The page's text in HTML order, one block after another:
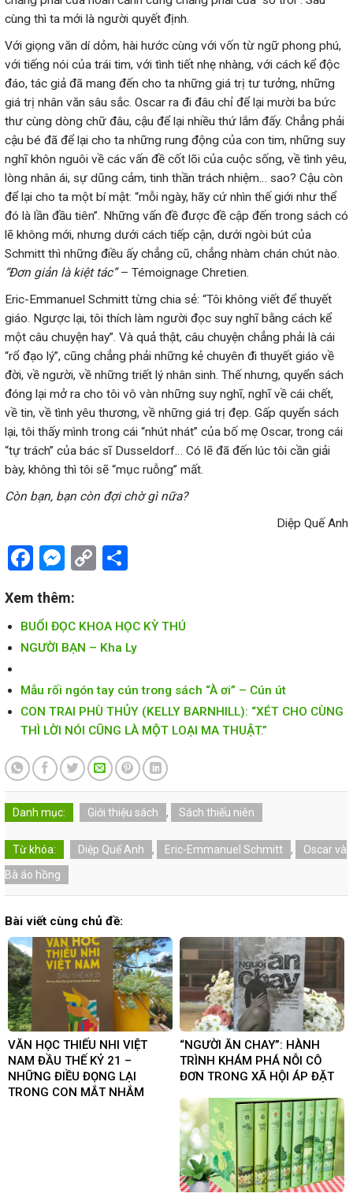
cùng thì ta mới là người quyết định.
Với giọng văn dí dỏm, hài hước cùng với vốn từ ngữ phong phú,
với tiếng nói của trái tim, với tình tiết nhẹ nhàng, với cách kể độc
đáo, tác giả đã mang đến cho ta những giá trị tư tưởng, những
giá trị nhân văn sâu sắc. Oscar ra đi đâu chỉ để lại mười ba bức
thư cùng dòng chữ đâu, cậu để lại nhiều thứ lắm đấy. Chẳng phải
cậu bé đã để lại cho ta những rung động của con tim, những suy
nghĩ khôn nguôi về các vấn đề cốt lõi của cuộc sống, về tình yêu,
lòng nhân ái, sự dũng cảm, tinh thần trách nhiệm… sao? Cậu còn
để lại cho ta một bí mật: “mỗi ngày, hãy cứ nhìn thế giới như thể
đó là lần đầu tiên”. Những vấn đề được đề cập đến trong sách có
lẽ không mới, nhưng dưới cách tiếp cận, dưới ngòi bút của
Schmitt thì những điều ấy chẳng cũ, chẳng nhàm chán chút nào.
“Đơn giản là kiệt tác”– Témoignage Chretien.
Eric-Emmanuel Schmitt từng chia sẻ: “Tôi không viết để thuyết
giáo. Ngược lại, tôi thích làm người đọc suy nghĩ bằng cách kể
một câu chuyện hay”. Và quả thật, câu chuyện chẳng phải là cái
“rổ đạo lý”, cũng chẳng phải những kẻ chuyên đi thuyết giáo về
đời, về người, về những triết lý nhân sinh. Thế nhưng, quyển sách
đóng lại mở ra cho tôi vô vàn những suy nghĩ, nghĩ về cái chết,
về tin, về tình yêu thương, về những giá trị đẹp. Gấp quyển sách
lại, tôi thấy mình trong cái “nhút nhát” của bố mẹ Oscar, trong cái
“tự trách” của bác sĩ Dusseldorf… Có lẽ đã đến lúc tôi cần giải
bày, không thì tôi sẽ “mục ruỗng” mất.
Còn bạn, bạn còn đợi chờ gì nữa?
Diệp Quế Anh
Facebook
Messenger
Copy
Xem thêm:
BUỔI ĐỌC KHOA HỌC KỲ THÚ
NGƯỜI BẠN – Kha Ly
Mẫu rối ngón tay cún trong sách “À ơi” – Cún út
CON TRAI PHÙ THỦY (KELLY BARNHILL): “XÉT CHO CÙNG
THÌ LỜI NÓI CŨNG LÀ MỘT LOẠI MA THUẬT.”
Danh mục: Giới thiệu sách , Sách thiếu niên
Từ khóa: Diệp Quế Anh , Eric-Emmanuel Schmitt ,
Oscar và
Bà áo hồng
Bài viết cùng chủ đề:
VĂN HỌC THIẾU NHI VIỆT
NAM ĐẦU THẾ KỶ 21 –
NHỮNG ĐIỀU ĐỌNG LẠI
TRONG CON MẮT NHẮM
“NGƯỜI ĂN CHAY”: HÀNH
TRÌNH KHÁM PHÁ NỖI CÔ
ĐƠN TRONG XÃ HỘI ÁP ĐẶT